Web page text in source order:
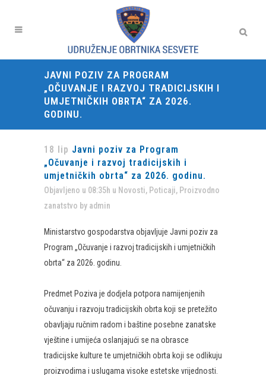
JAVNI POZIV ZA PROGRAM
„OČUVANJE I RAZVOJ TRADICIJSKIH I
UMJETNIČKIH OBRTA“ ZA 2026.
GODINU.
18 lip Javni poziv za Program
„Očuvanje i razvoj tradicijskih i
umjetničkih obrta“ za 2026. godinu.
Objavljeno u 08:35h u Novosti, Poticaji, Proizvodno
zanatstvo by admin
Ministarstvo gospodarstva objavljuje Javni poziv za
Program „Očuvanje i razvoj tradicijskih i umjetničkih
obrta“ za 2026. godinu.
Predmet Poziva je dodjela potpora namijenjenih
očuvanju i razvoju tradicijskih obrta koji se pretežito
obavljaju ručnim radom i baštine posebne zanatske
vještine i umijeća oslanjajući se na obrasce
tradicijske kulture te umjetničkih obrta koji se odlikuju
proizvodima i uslugama visoke estetske vrijednosti.